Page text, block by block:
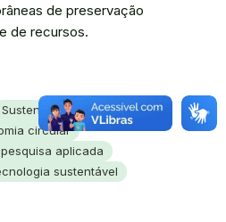
de preservação
de recursos.
Sustentabilidade
circular
pesquisa aplicada
sustentável